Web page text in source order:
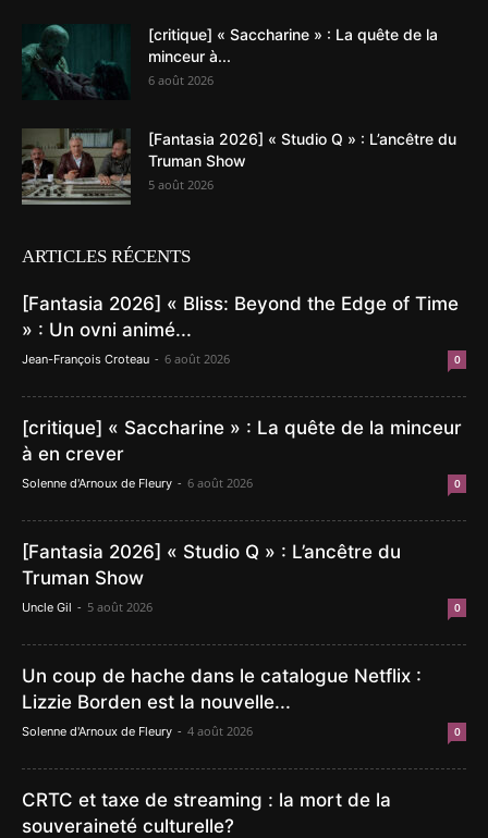
[critique] « Saccharine » : La quête de la
minceur à...
6 août 2026
[Fantasia 2026] « Studio Q » : L’ancêtre du
Truman Show
5 août 2026
ARTICLES RÉCENTS
[Fantasia 2026] « Bliss: Beyond the Edge of Time
» : Un ovni animé...
Jean-François Croteau - 6 août 2026 0
[critique] « Saccharine » : La quête de la minceur
à en crever
Solenne d'Arnoux de Fleury - 6 août 2026 0
[Fantasia 2026] « Studio Q » : L’ancêtre du
Truman Show
Uncle Gil - 5 août 2026 0
Un coup de hache dans le catalogue Netflix :
Lizzie Borden est la nouvelle...
Solenne d'Arnoux de Fleury - 4 août 2026 0
CRTC et taxe de streaming : la mort de la
souveraineté culturelle?